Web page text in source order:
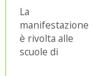
La
manifestazione
è rivolta alle
scuole di